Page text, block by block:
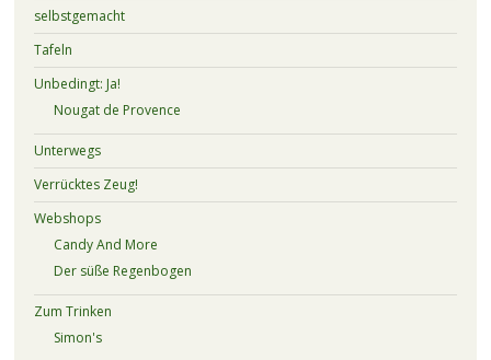
selbstgemacht
Tafeln
Unbedingt: Ja!
Nougat de Provence
Unterwegs
Verrücktes Zeug!
Webshops
Candy And More
Der süße Regenbogen
Zum Trinken
Simon's